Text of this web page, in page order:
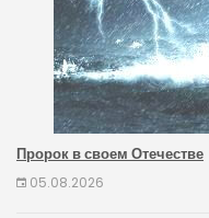
Пророк в своем Отечестве
05.08.2026